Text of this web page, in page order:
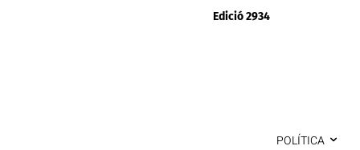
Edició 2934
POLÍTICA